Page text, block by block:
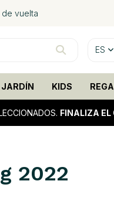
de vuelta
ES
JARDÍN KIDS
FINALIZA
2022